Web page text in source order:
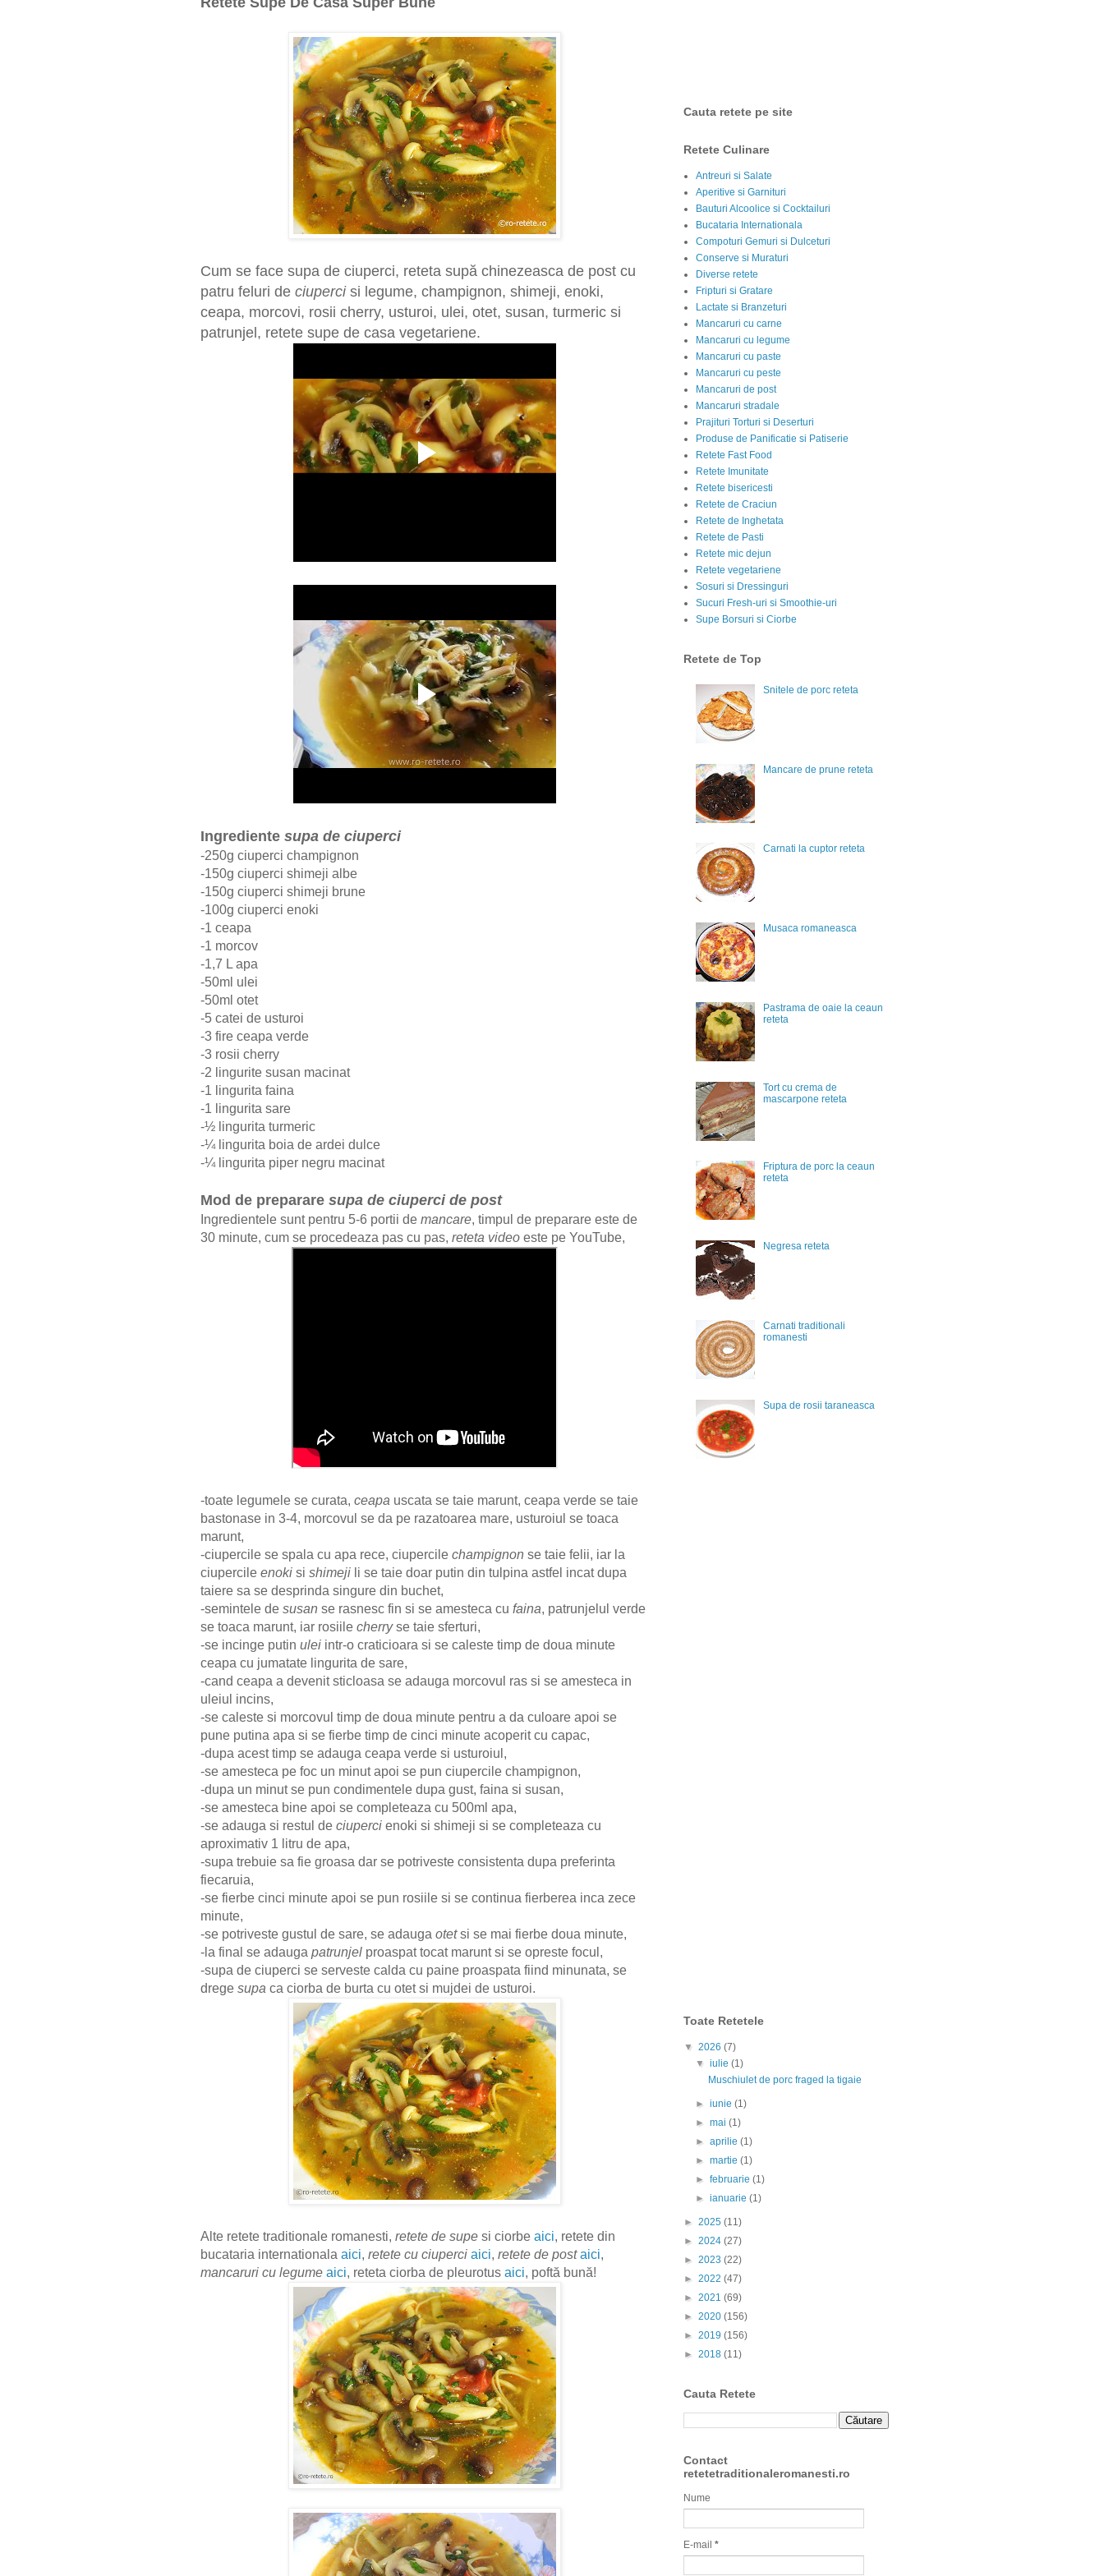
Cum se face supa de ciuperci, reteta supă chinezeasca de post cu
patru feluri de ciupercisi legume, champignon, shimeji, enoki,
ceapa, morcovi, rosii cherry, usturoi, ulei, otet, susan, turmeric si
patrunjel, retete supe de casa vegetariene.
Ingrediente supa de ciuperci
-250g ciuperci champignon
-150g ciuperci shimeji albe
-150g ciuperci shimeji brune
-100g ciuperci enoki
-1 ceapa
-1 morcov
-1,7 L apa
-50ml ulei
-50ml otet
-5 catei de usturoi
-3 fire ceapa verde
-3 rosii cherry
-2 lingurite susan macinat
-1 lingurita faina
-1 lingurita sare
-½ lingurita turmeric
-¼ lingurita boia de ardei dulce
-¼ lingurita piper negru macinat
Mod de preparare supa de ciuperci de post
Ingredientele sunt pentru 5-6 portii de mancare, timpul de preparare este de
30 minute, cum se procedeaza pas cu pas, reteta video este pe YouTube,
-toate legumele se curata, ceapa uscata se taie marunt, ceapa verde se taie
bastonase in 3-4, morcovul se da pe razatoarea mare, usturoiul se toaca
marunt,
-ciupercile se spala cu apa rece, ciupercile champignon se taie felii, iar la
ciupercile enoki si shimeji li se taie doar putin din tulpina astfel incat dupa
taiere sa se desprinda singure din buchet,
-semintele de susan se rasnesc fin si se amesteca cu faina, patrunjelul verde
se toaca marunt, iar rosiile cherryse taie sferturi,
-se incinge putin ulei intr-o craticioara si se caleste timp de doua minute
ceapa cu jumatate lingurita de sare,
-cand ceapa a devenit sticloasa se adauga morcovul ras si se amesteca in
uleiul incins,
-se caleste si morcovul timp de doua minute pentru a da culoare apoi se
pune putina apa si se fierbe timp de cinci minute acoperit cu capac,
-dupa acest timp se adauga ceapa verde si usturoiul,
-se amesteca pe foc un minut apoi se pun ciupercile champignon,
-dupa un minut se pun condimentele dupa gust, faina si susan,
-se amesteca bine apoi se completeaza cu 500ml apa,
-se adauga si restul de ciuperci enoki si shimeji si se completeaza cu
aproximativ 1 litru de apa,
-supa trebuie sa fie groasa dar se potriveste consistenta dupa preferinta
fiecaruia,
-se fierbe cinci minute apoi se pun rosiile si se continua fierberea inca zece
minute,
-se potriveste gustul de sare, se adauga otetsi se mai fierbe doua minute,
-la final se adauga patrunjel proaspat tocat marunt si se opreste focul,
-supa de ciuperci se serveste calda cu paine proaspata fiind minunata, se
drege supa ca ciorba de burta cu otet si mujdei de usturoi.
Alte retete traditionale romanesti, retete de supe si ciorbe aici, retete din
bucataria internationala aici, retete cu ciuperci aici, retete de post aici,
mancaruri cu legume aici, reteta ciorba de pleurotus aici, poftă bună!
Cauta retete pe site
Retete Culinare
Antreuri si Salate
Aperitive si Garnituri
Bauturi Alcoolice si Cocktailuri
Bucataria Internationala
Compoturi Gemuri si Dulceturi
Conserve si Muraturi
Diverse retete
Fripturi si Gratare
Lactate si Branzeturi
Mancaruri cu carne
Mancaruri cu legume
Mancaruri cu paste
Mancaruri cu peste
Mancaruri de post
Mancaruri stradale
Prajituri Torturi si Deserturi
Produse de Panificatie si Patiserie
Retete Fast Food
Retete Imunitate
Retete bisericesti
Retete de Craciun
Retete de Inghetata
Retete de Pasti
Retete mic dejun
Retete vegetariene
Sosuri si Dressinguri
Sucuri Fresh-uri si Smoothie-uri
Supe Borsuri si Ciorbe
Retete de Top
Snitele de porc reteta
Mancare de prune reteta
Carnati la cuptor reteta
Musaca romaneasca
Pastrama de oaie la ceaun
reteta
Tort cu crema de
mascarpone reteta
Friptura de porc la ceaun
reteta
Negresa reteta
Carnati traditionali
romanesti
Supa de rosii taraneasca
Toate Retetele
▼ 2026 (7)
▼iulie(1)
Muschiulet de porc fraged la tigaie
►iunie(1)
►mai(1)
►aprilie(1)
►martie(1)
►februarie(1)
►ianuarie(1)
► 2025 (11)
► 2024 (27)
► 2023 (22)
► 2022 (47)
► 2021 (69)
► 2020 (156)
► 2019 (156)
► 2018 (11)
Cauta Retete
Contact
retetetraditionaleromanesti.ro
Nume
E-mail *